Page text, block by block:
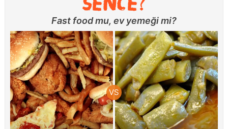
Fast food mu, ev yemeği mi?